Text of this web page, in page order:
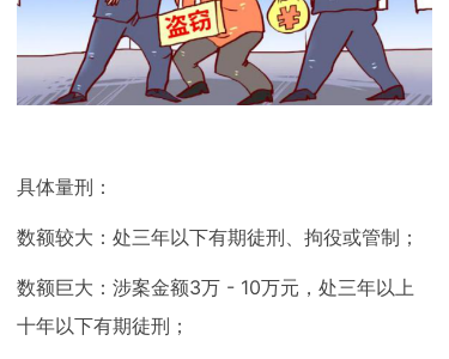
具体量刑：
数额较大：处三年以下有期徒刑、拘役或管制；
数额巨大：涉案金额3万 - 10万元，处三年以上
十年以下有期徒刑；